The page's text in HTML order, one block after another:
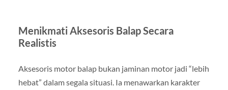
Menikmati Aksesoris Balap Secara
Realistis
Aksesoris motor balap bukan jaminan motor jadi “lebih
hebat” dalam segala situasi. Ia menawarkan karakter